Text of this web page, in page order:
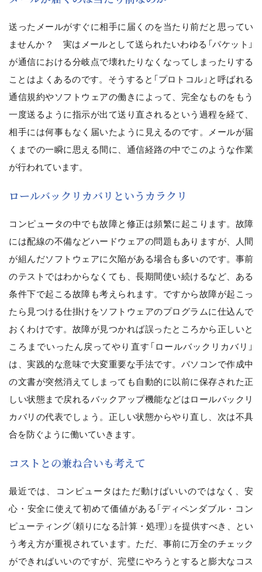
送ったメールがすぐに相手に届くのを当たり前だと思ってい
ませんか？ 実はメールとして送られたいわゆる「パケット」
が通信における分岐点で壊れたりなくなってしまったりする
ことはよくあるのです。そうすると「プロトコル」と呼ばれる
通信規約やソフトウェアの働きによって、完全なものをもう
一度送るように指示が出て送り直されるという過程を経て、
相手には何事もなく届いたように見えるのです。メールが届
くまでの一瞬に思える間に、通信経路の中でこのような作業
が行われています。
ロールバックリカバリというカラクリ
コンピュータの中でも故障と修正は頻繁に起こります。故障
には配線の不備などハードウェアの問題もありますが、人間
が組んだソフトウェアに欠陥がある場合も多いのです。事前
のテストではわからなくても、長期間使い続けるなど、ある
条件下で起こる故障も考えられます。ですから故障が起こっ
たら見つける仕掛けをソフトウェアのプログラムに仕込んで
おくわけです。故障が見つかれば誤ったところから正しいと
ころまでいったん戻ってやり直す「ロールバックリカバリ」
は、実践的な意味で大変重要な手法です。パソコンで作成中
の文書が突然消えてしまっても自動的に以前に保存された正
しい状態まで戻れるバックアップ機能などはロールバックリ
カバリの代表でしょう。正しい状態からやり直し、次は不具
合を防ぐように働いていきます。
コストとの兼ね合いも考えて
最近では、コンピュータはただ動けばいいのではなく、安
心・安全に使えて初めて価値がある「ディペンダブル・コン
ピューティング（頼りになる計算・処理）」を提供すべき、とい
う考え方が重視されています。ただ、事前に万全のチェック
ができればいいのですが、完璧にやろうとすると膨大なコス